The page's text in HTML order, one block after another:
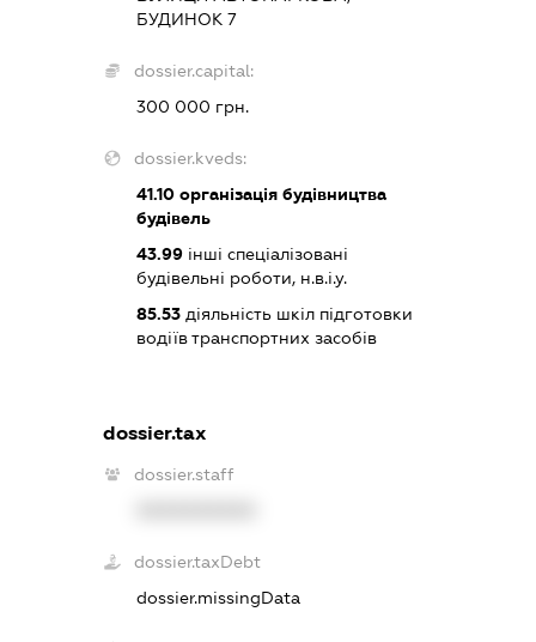
БУДИНОК 7
dossier.capital:
300 000 грн.
dossier.kveds:
41.10організація будівництва
будівель
43.99інші спеціалізовані
будівельні роботи, н.в.і.у.
85.53діяльність шкіл підготовки
водіїв транспортних засобів
dossier.tax
dossier.staff
dossier.taxDebt
dossier.missingData